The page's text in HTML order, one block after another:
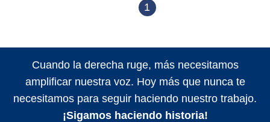
1
Cuando la derecha ruge, más necesitamos
amplificar nuestra voz. Hoy más que nunca te
necesitamos para seguir haciendo nuestro trabajo.
¡Sigamos haciendo historia!